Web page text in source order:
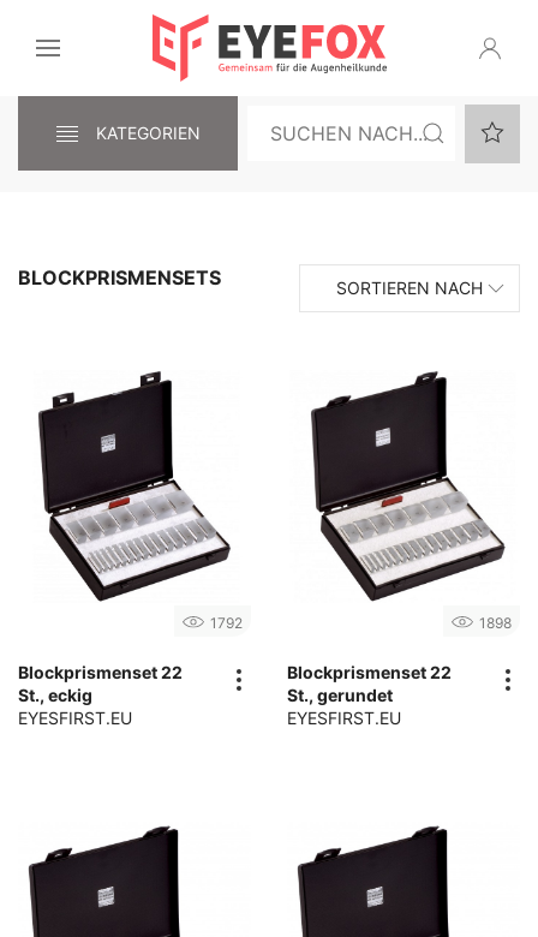
KATEGORIEN
BLOCKPRISMENSETS SORTIEREN NACH
1792
Blockprismenset 22
St., eckig
EYESFIRST.EU
1898
Blockprismenset 22
St., gerundet
EYESFIRST.EU